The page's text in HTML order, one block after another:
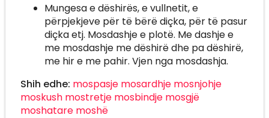
Mungesa e dëshirës, e vullnetit, e
përpjekjeve për të bërë diçka, për të pasur
diçka etj. Mosdashje e plotë. Me dashje e
me mosdashje me dëshirë dhe pa dëshirë,
me hir e me pahir. Vjen nga mosdashja.
Shih edhe: mospasje mosardhje mosnjohje
moskush mostretje mosbindje mosgjë
moshatare moshë